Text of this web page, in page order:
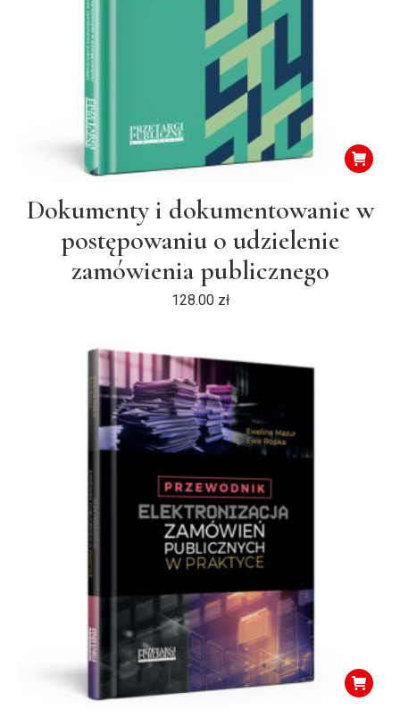
Dokumenty i dokumentowanie w
postępowaniu o udzielenie
zamówienia publicznego
128.00 zł